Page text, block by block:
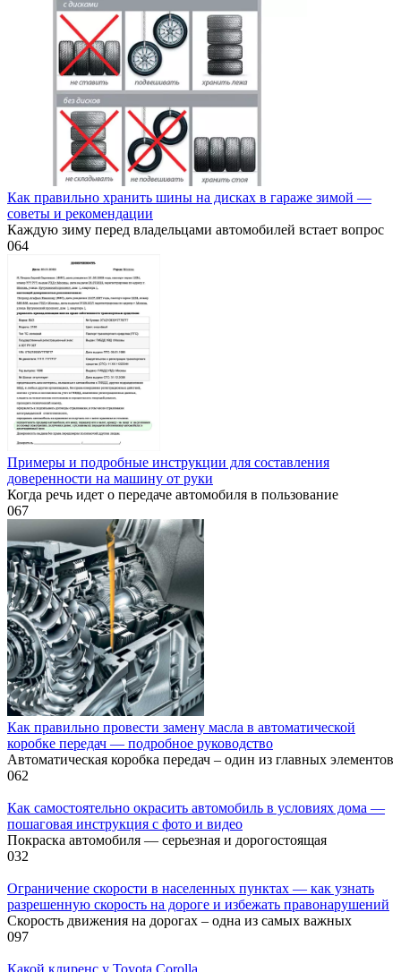
Как правильно хранить шины на дисках в гараже зимой —
советы и рекомендации
Каждую зиму перед владельцами автомобилей встает вопрос
064
Примеры и подробные инструкции для составления
доверенности на машину от руки
Когда речь идет о передаче автомобиля в пользование
067
Как правильно провести замену масла в автоматической
коробке передач — подробное руководство
Автоматическая коробка передач – один из главных элементов
062
Как самостоятельно окрасить автомобиль в условиях дома —
пошаговая инструкция с фото и видео
Покраска автомобиля — серьезная и дорогостоящая
032
Ограничение скорости в населенных пунктах — как узнать
разрешенную скорость на дороге и избежать правонарушений
Скорость движения на дорогах – одна из самых важных
097